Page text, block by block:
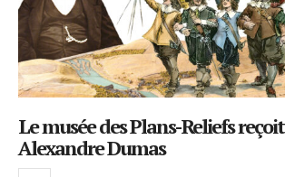
Le musée des Plans-Reliefs reçoit
Alexandre Dumas